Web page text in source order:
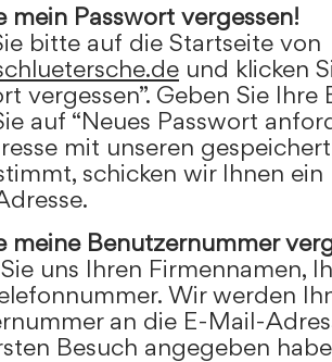
mein Passwort vergessen!
bitte auf die Startseite von
und klicken
vergessen”. Geben Sie
auf “Neues Passwort
mit unseren
schicken wir Ihnen
meine Benutzernummer
uns Ihren Firmennamen,
Wir werden
an die E-Mail-
Besuch angegeben